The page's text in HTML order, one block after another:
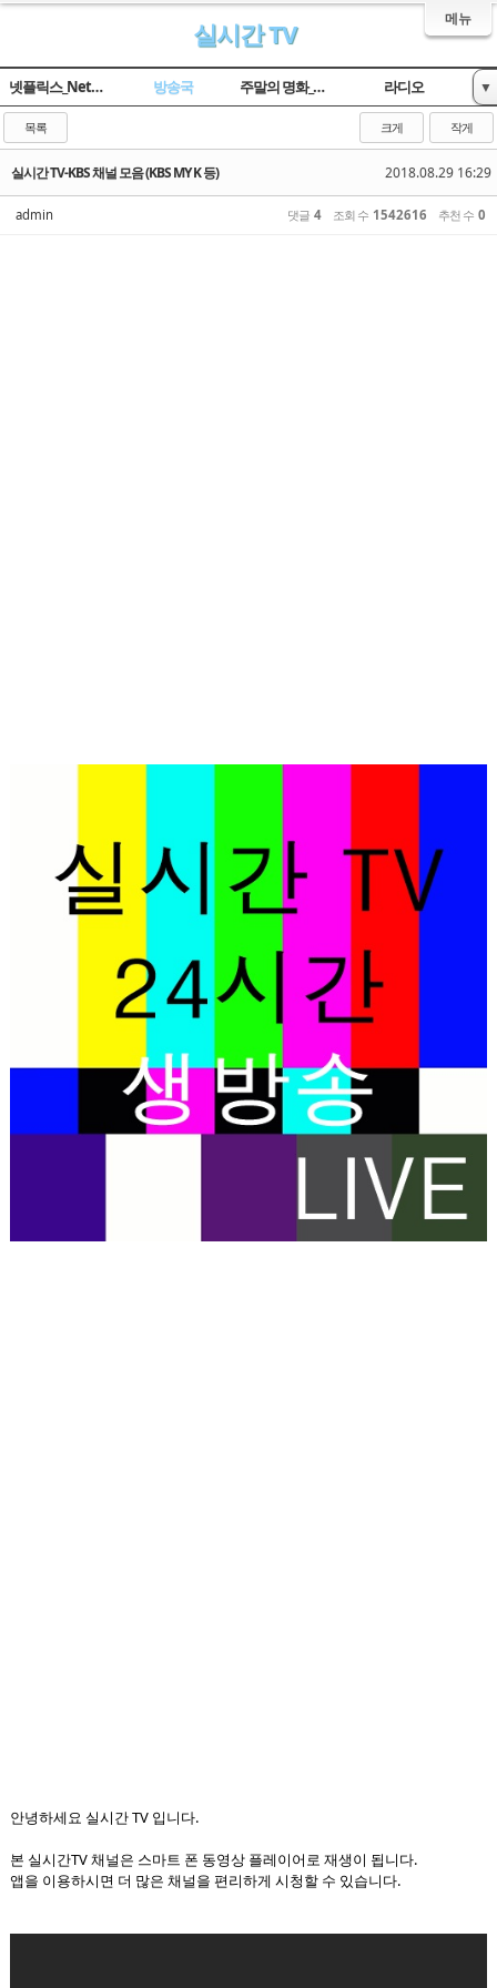
메뉴
실시간 TV
넷플릭스_Netflix 방송국 주말의 명화_옛날TV 라디오 ▼
목록 크게 작게
2018.08.29 16:29
실시간 TV-KBS 채널 모음 (KBS MY K 등)
admin 댓글 4 조회 수 1542616 추천 수 0
안녕하세요 실시간 TV 입니다.
본 실시간TV 채널은 스마트 폰 동영상 플레이어로 재생이 됩니다.
앱을 이용하시면 더 많은 채널을 편리하게 시청할 수 있습니다.